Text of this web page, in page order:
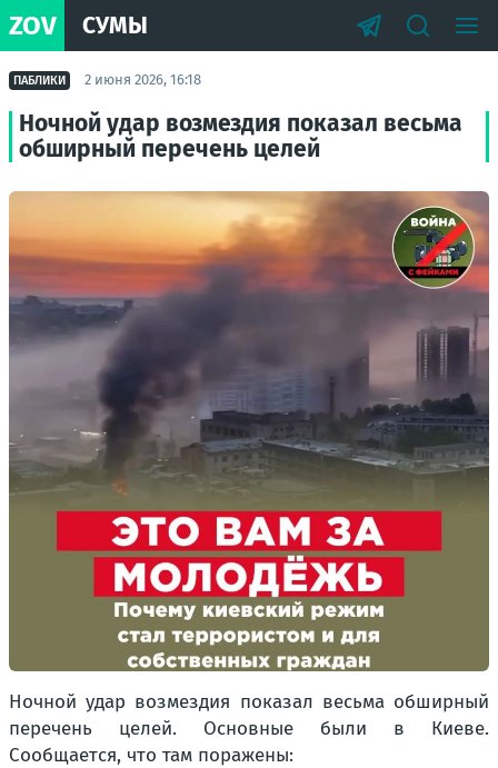
ZOV СУМЫ
ПАБЛИКИ 2 июня 2026, 16:18
Ночной удар возмездия показал весьма
обширный перечень целей
Ночной удар возмездия показал весьма обширный
перечень целей. Основные были в Киеве.
Сообщается, что там поражены: